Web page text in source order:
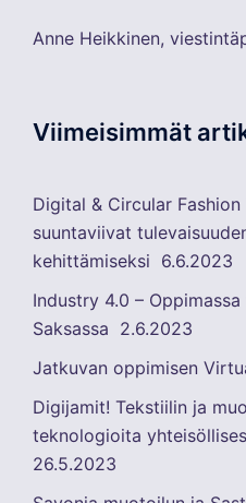
Anne Heikkinen,
Viimeisimmät
Digital & Circular
suuntaviivat
kehittämiseksi 6.6.2023
Industry 4.0 –
Saksassa 2.6.2023
Jatkuvan oppimisen
Digijamit! Tekstiilin ja
teknologioita
26.5.2023